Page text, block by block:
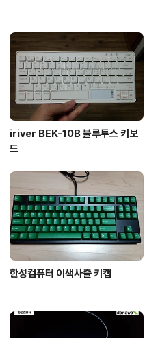
Lock, Sc
라이더가 사용
오렌지 색의 불
드에서는 보기
우 환경에서
iriver BEK-10B 블루투스 키보
드
한성컴퓨터 이색사출 키캡